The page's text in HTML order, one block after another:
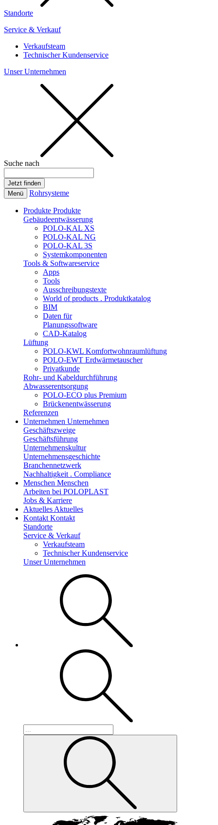
Standorte
Service & Verkauf
Verkaufsteam
Technischer Kundenservice
Unser Unternehmen
Suche nach
Menü Rohrsysteme
Produkte Produkte
Gebäudeentwässerung
POLO-KAL XS
POLO-KAL NG
POLO-KAL 3S
Systemkomponenten
Tools & Softwareservice
Apps
Tools
Ausschreibungstexte
World of products . Produktkatalog
BIM
Daten für
Planungssoftware
CAD-Katalog
Lüftung
POLO-KWL Komfortwohnraumlüftung
POLO-EWT Erdwärmetauscher
Privatkunde
Rohr- und Kabeldurchführung
Abwasserentsorgung
POLO-ECO plus Premium
Brückenentwässerung
Referenzen
Unternehmen Unternehmen
Geschäftszweige
Geschäftsführung
Unternehmenskultur
Unternehmensgeschichte
Branchennetzwerk
Nachhaltigkeit . Compliance
Menschen Menschen
Arbeiten bei POLOPLAST
Jobs & Karriere
Aktuelles Aktuelles
Kontakt Kontakt
Standorte
Service & Verkauf
Verkaufsteam
Technischer Kundenservice
Unser Unternehmen